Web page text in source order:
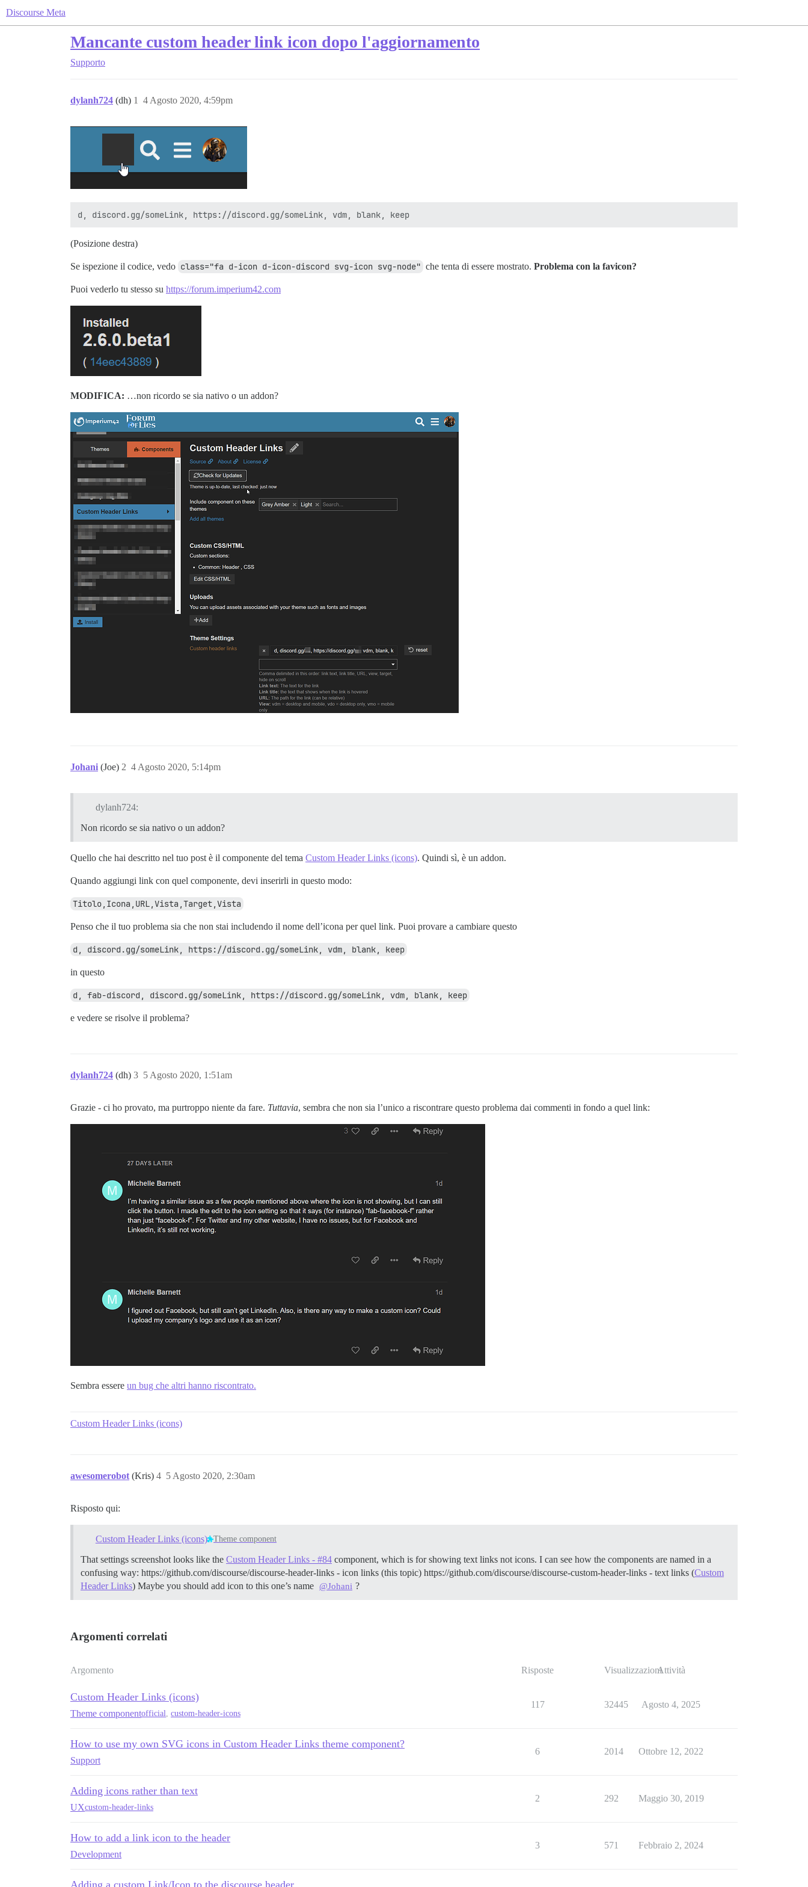
Discourse Meta
Mancante custom header link icon dopo l'aggiornamento
Supporto
dylanh724 (dh) 4 Agosto 2020, 4:59pm
1
(Posizione destra)
Se ispezione il codice, vedo class="fa d-icon d-icon-discord svg-icon svg-node" che tenta di essere mostrato. Problema con la favicon?
Puoi vederlo tu stesso su https://forum.imperium42.com
MODIFICA: …non ricordo se sia nativo o un addon?
Johani (Joe) 4 Agosto 2020, 5:14pm
2
dylanh724:
Non ricordo se sia nativo o un addon?
Quello che hai descritto nel tuo post è il componente del tema Custom Header Links (icons). Quindi sì, è un addon.
Quando aggiungi link con quel componente, devi inserirli in questo modo:
Titolo,Icona,URL,Vista,Target,Vista
Penso che il tuo problema sia che non stai includendo il nome dell’icona per quel link. Puoi provare a cambiare questo
d, discord.gg/someLink, https://discord.gg/someLink, vdm, blank, keep
in questo
d, fab-discord, discord.gg/someLink, https://discord.gg/someLink, vdm, blank, keep
e vedere se risolve il problema?
dylanh724 (dh) 5 Agosto 2020, 1:51am
3
Grazie - ci ho provato, ma purtroppo niente da fare. Tuttavia, sembra che non sia l’unico a riscontrare questo problema dai commenti in fondo a quel link:
Sembra essere un bug che altri hanno riscontrato.
Custom Header Links (icons)
awesomerobot (Kris) 5 Agosto 2020, 2:30am
4
Risposto qui:
Custom Header Links (icons) Theme component
That settings screenshot looks like the Custom Header Links - #84 component, which is for showing text links not icons. I can see how the components are named in a
confusing way: https://github.com/discourse/discourse-header-links - icon links (this topic) https://github.com/discourse/discourse-custom-header-links - text links (Custom
Header Links) Maybe you should add icon to this one’s name @Johani ?
Argomenti correlati
Argomento Risposte VisualizzazioniAttività
Custom Header Links (icons)
Theme componentofficial, custom-header-icons
117 32445 Agosto 4, 2025
How to use my own SVG icons in Custom Header Links theme component?
Support
6 2014 Ottobre 12, 2022
Adding icons rather than text
UXcustom-header-links
2 292 Maggio 30, 2019
How to add a link icon to the header
Development
3 571 Febbraio 2, 2024
Adding a custom Link/Icon to the discourse header